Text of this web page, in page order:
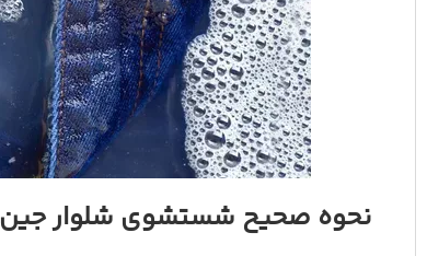
نحوه صحیح شستشوی شلوار جین